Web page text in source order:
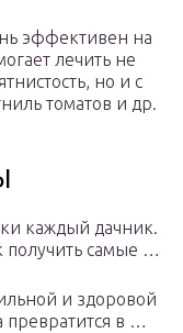
эффективен на
лечить не
но и с
томатов и др.
каждый дачник.
получить самые …
и здоровой
превратится в …